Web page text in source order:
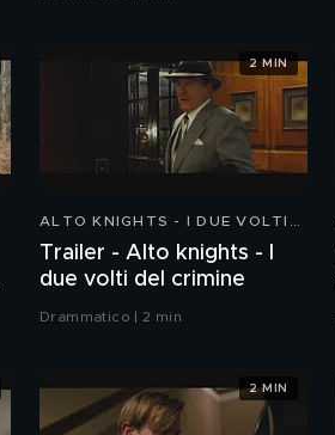
ALTO KNIGHTS - I DUE VOLTI
Trailer - Alto knights - I
due volti del crimine
Drammatico | 2 min
2 MIN
2 MIN